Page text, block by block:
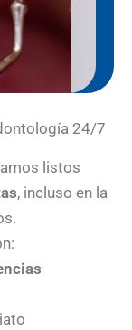
24/7
listos
, incluso en la